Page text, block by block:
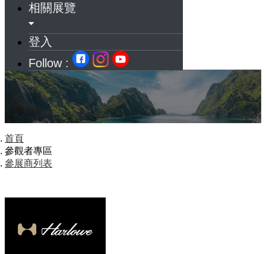
相關展覽
登入
Follow :
首頁
參觀者專區
參展商列表